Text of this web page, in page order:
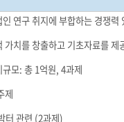
연구 취지에 부합하는 경쟁력
치를 창출하고 기초자료를 제
모: 총 1억원, 4과제
제
터 관련 (2과제)